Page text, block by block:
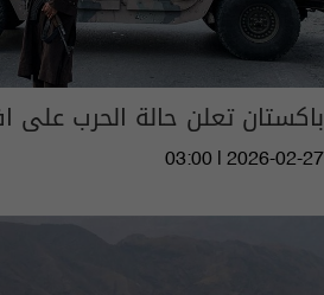
باكستان تعلن حالة الحرب على
03:00 | 2026-02-27